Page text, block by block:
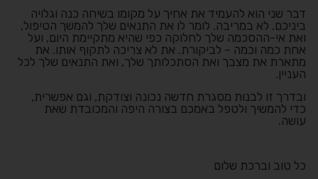
דבר שני הוא להעמיד את אחיך על מקומו בשיחה כנה וגלויה
ביניכם. לא במריבה. לומר לו את התנאים שלך להמשך הטיפול,
ואת אי-ההסכמה שלך לחלוקה כפי שהיא מתקיימת היום, ועל
אחת כמה וכמה – לביקורת. את לא צריכה לתקוף אותו. את
מתארת את מצבך ואת הסתכלותך שלך, ואת התנאים שלך לכל
העניין.
ובדרך זו לבנות מסגרת חדשה נכונה וצודקת, וגם אפשרית,
כדי להמשיך ולטפל באמכם בצורה היפה והמכובדת שאת
עושה.
כל טוב וברכת שלום